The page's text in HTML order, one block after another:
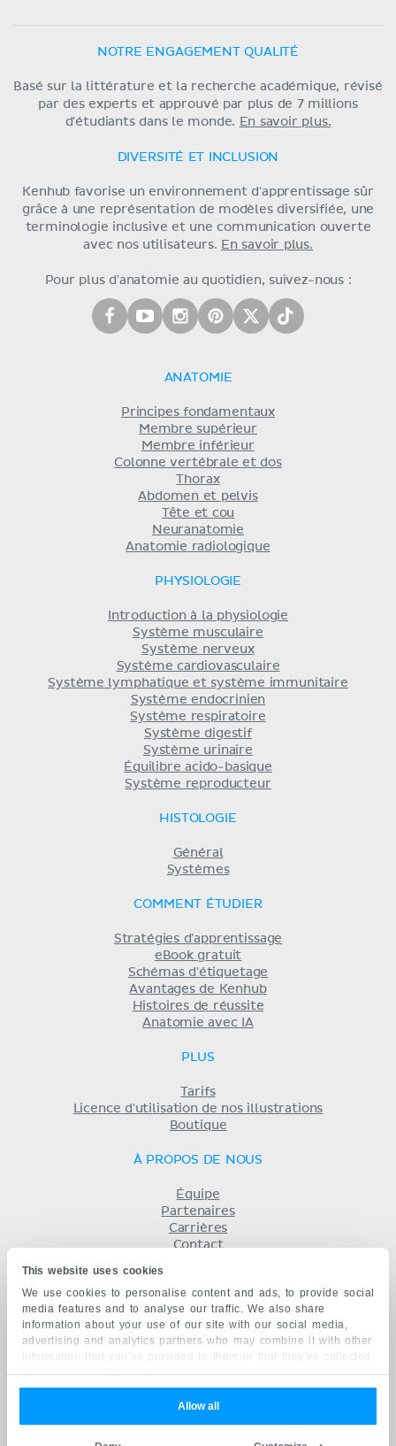
This website uses cookies
We use cookies to personalise content and ads, to provide social
media features and to analyse our traffic. We also share
information about your use of our site with our social media,
advertising and analytics partners who may combine it with other
information that you’ve provided to them or that they’ve collected
from your use of their services.
Allow all
NOTRE ENGAGEMENT QUALITÉ
Basé sur la littérature et la recherche académique, révisé
par des experts et approuvé par plus de 7 millions
d'étudiants dans le monde. En savoir plus.
DIVERSITÉ ET INCLUSION
Kenhub favorise un environnement d'apprentissage sûr
grâce à une représentation de modèles diversifiée, une
terminologie inclusive et une communication ouverte
avec nos utilisateurs. En savoir plus.
Pour plus d'anatomie au quotidien, suivez-nous :
ANATOMIE
Principes fondamentaux
Membre supérieur
Membre inférieur
Colonne vertébrale et dos
Thorax
Abdomen et pelvis
Tête et cou
Neuranatomie
Anatomie radiologique
PHYSIOLOGIE
Introduction à la physiologie
Système musculaire
Système nerveux
Système cardiovasculaire
Système lymphatique et système immunitaire
Système endocrinien
Système respiratoire
Système digestif
Système urinaire
Équilibre acido-basique
Système reproducteur
HISTOLOGIE
Général
Systèmes
COMMENT ÉTUDIER
Stratégies d'apprentissage
eBook gratuit
Schémas d'étiquetage
Avantages de Kenhub
Histoires de réussite
Anatomie avec IA
PLUS
Tarifs
Licence d'utilisation de nos illustrations
Boutique
À PROPOS DE NOUS
Équipe
Partenaires
Carrières
Contact
Politique de confidentialité
KENHUB EN...
English